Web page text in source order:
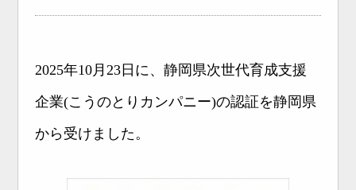
2025年10月23日に、静岡県次世代育成支援
企業(こうのとりカンパニー)の認証を静岡県
から受けました。